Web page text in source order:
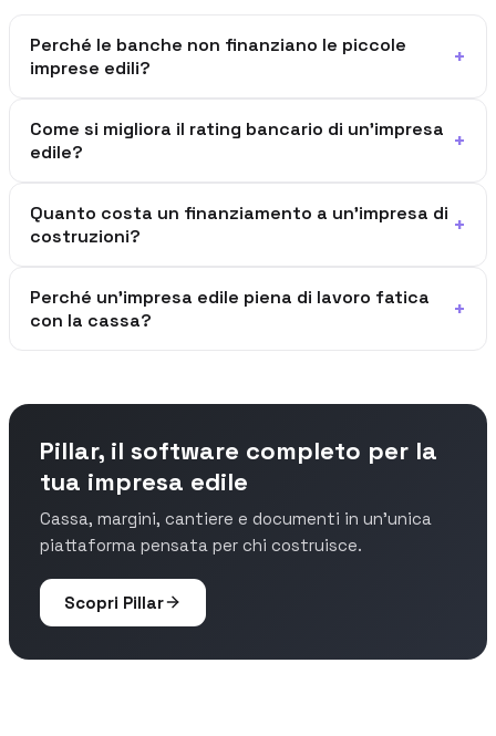
Perché le banche non finanziano le piccole
imprese edili?
+
Come si migliora il rating bancario di un'impresa
edile?
+
Quanto costa un finanziamento a un'impresa di
costruzioni?
+
Perché un'impresa edile piena di lavoro fatica
con la cassa?
+
Pillar, il software completo per la
tua impresa edile
Cassa, margini, cantiere e documenti in un'unica
piattaforma pensata per chi costruisce.
Scopri Pillar